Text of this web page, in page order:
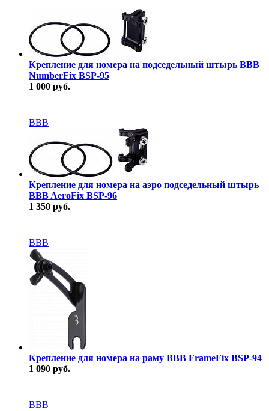
Крепление для номера на подседельный штырь BBB
NumberFix BSP-95
1 000 руб.
BBB
Крепление для номера на аэро подседельный штырь
BBB AeroFix BSP-96
1 350 руб.
BBB
Крепление для номера на раму BBB FrameFix BSP-94
1 090 руб.
BBB